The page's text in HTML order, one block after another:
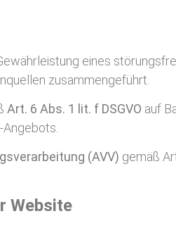
eines
zusammengeführt.
Art. 6 Abs. 1 lit. f DSGVO auf
(AVV) gemäß
Website